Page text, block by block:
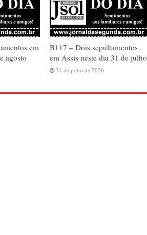
em
agosto
B117 – Dois sepultamentos
em Assis neste dia 31 de julho
31 de julho de 2026